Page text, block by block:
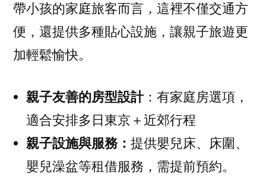
帶小孩的家庭旅客而言，這裡不僅交通方
便，還提供多種貼心設施，讓親子旅遊更
加輕鬆愉快。
親子友善的房型設計：有家庭房選項，
適合安排多日東京＋近郊行程
親子設施與服務： 提供嬰兒床、床圍、
嬰兒澡盆等租借服務，需提前預約。